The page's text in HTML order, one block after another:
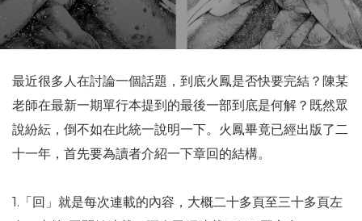
最近很多人在討論一個話題，到底火鳳是否快要完結？陳某
老師在最新一期單行本提到的最後一部到底是何解？既然眾
說紛紜，倒不如在此統一說明一下。火鳳畢竟已經出版了二
十一年，首先要為讀者介紹一下章回的結構。
1.「回」就是每次連載的內容，大概二十多頁至三十多頁左